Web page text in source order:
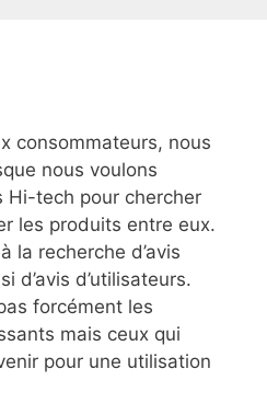
consommateurs, nous
nous voulons
Hi-tech pour chercher
les produits entre eux.
la recherche d’avis
d’avis d’utilisateurs.
forcément les
mais ceux qui
pour une utilisation